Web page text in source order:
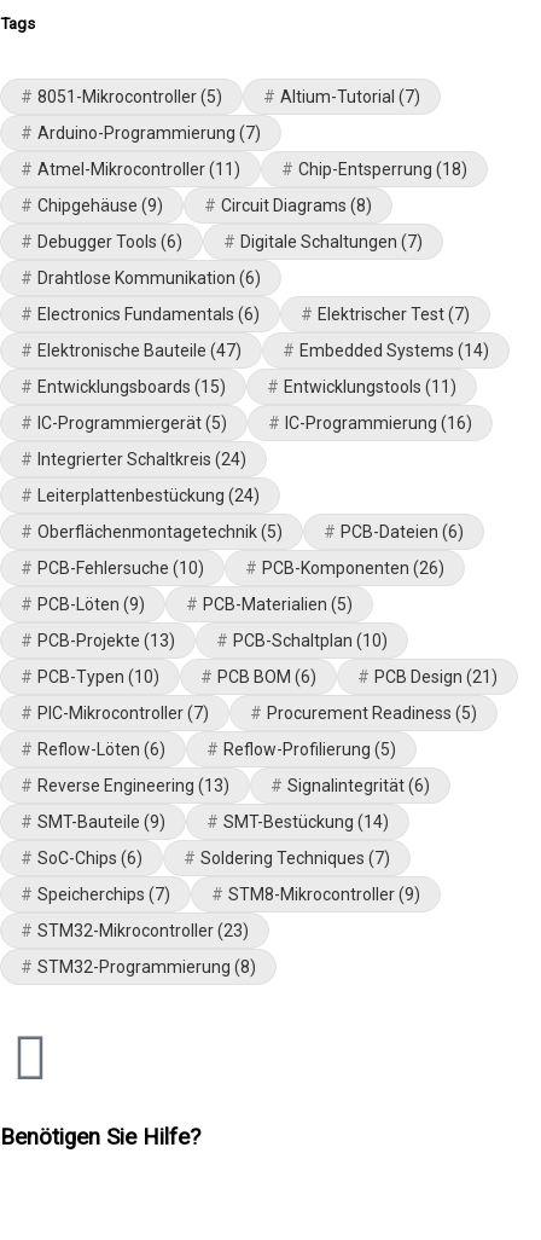
Tags
8051-Mikrocontroller(5) Altium-Tutorial (7)
Arduino-Programmierung (7)
Atmel-Mikrocontroller(11) Chip-Entsperrung (18)
Chipgehäuse (9) Circuit Diagrams (8)
Debugger Tools (6) Digitale Schaltungen (7)
Drahtlose Kommunikation (6)
Electronics Fundamentals (6) Elektrischer Test(7)
Elektronische Bauteile (47) Embedded Systems (14)
Entwicklungsboards (15) Entwicklungstools (11)
IC-Programmiergerät(5) IC-Programmierung (16)
Integrierter Schaltkreis (24)
Leiterplattenbestückung (24)
Oberflächenmontagetechnik(5) PCB-Dateien (6)
PCB-Fehlersuche (10) PCB-Komponenten (26)
PCB-Löten (9) PCB-Materialien (5)
PCB-Projekte (13) PCB-Schaltplan (10)
PCB-Typen (10) PCB BOM (6) PCB Design (21)
PIC-Mikrocontroller(7) Procurement Readiness (5)
Reflow-Löten (6) Reflow-Profilierung (5)
Reverse Engineering (13) Signalintegrität(6)
SMT-Bauteile (9) SMT-Bestückung (14)
SoC-Chips (6) Soldering Techniques (7)
Speicherchips (7) STM8-Mikrocontroller(9)
STM32-Mikrocontroller(23)
STM32-Programmierung (8)
Benötigen Sie Hilfe?